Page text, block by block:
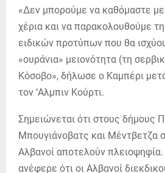
«Δεν μπορούμε να καθόμαστε
χέρια και να παρακολουθούμε
ειδικών προτύπων που θα
«ουράνια» μειονότητα (τη
Κόσοβο», δήλωσε ο Καμπέρι
τον ‘Αλμπιν Κούρτι.
Σημειώνεται ότι στους δήμους
Μπουγιάνοβατς και Μέντβετζα
Αλβανοί αποτελούν
ανέφερε ότι οι Αλβανοί